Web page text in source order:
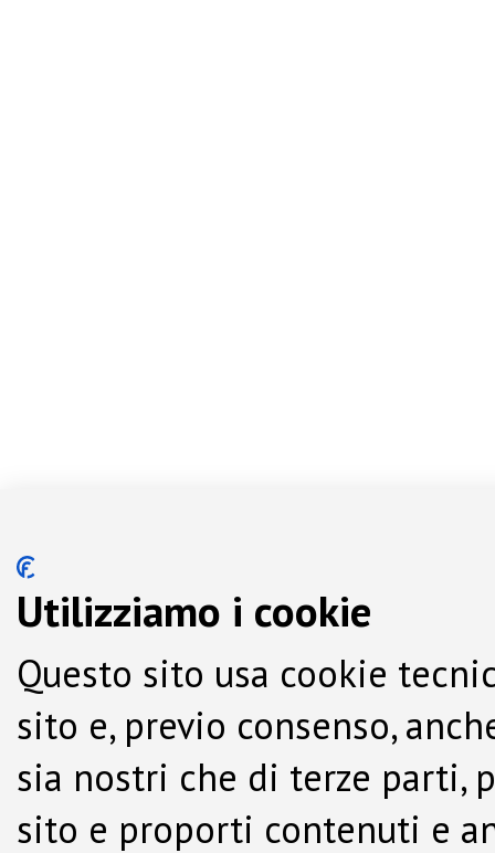
Utilizziamo i cookie
Questo sito usa cookie
sito e, previo consenso,
sia nostri che di terze parti,
sito e proporti contenuti e